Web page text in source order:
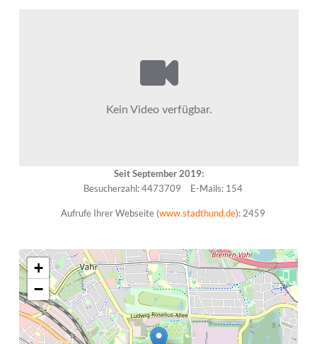
Seit September 2019:
Besucherzahl: 4473709
E-Mails: 154
Aufrufe Ihrer Webseite (www.stadthund.de): 2459
+
−